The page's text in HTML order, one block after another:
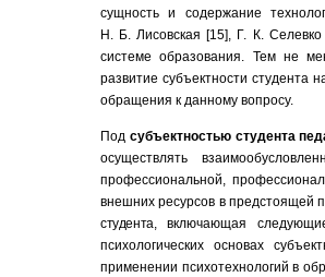
сущность и содержание
Н. Б. Лисовская [15], Г. К. Селевко
системе образования. Тем не
развитие субъектности студента
обращения к данному вопросу.
Под субъектностью студента
осуществлять
профессиональной,
внешних ресурсов в предстоящей
студента, включающая
психологических основах
применении психотехнологий в